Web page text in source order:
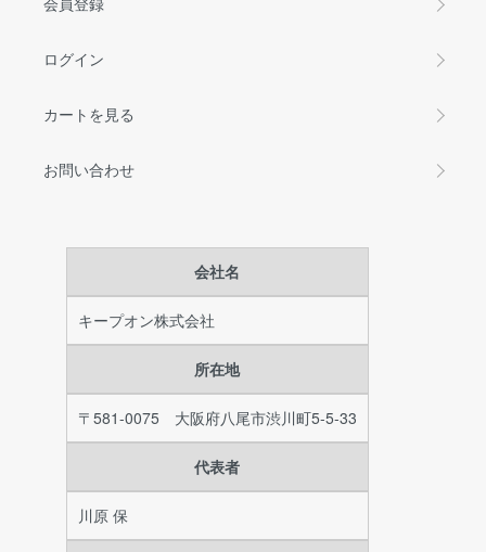
ログイン
カートを見る
お問い合わせ
会社名
キープオン株式会社
所在地
〒581-0075 大阪府八尾市渋川町5-5-33
代表者
川原 保